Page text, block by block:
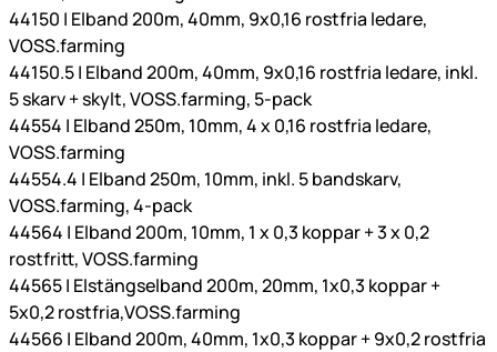
44150 | Elband 200m, 40mm, 9x0,16 rostfria ledare,
VOSS.farming
44150.5 | Elband 200m, 40mm, 9x0,16 rostfria ledare, inkl.
5 skarv + skylt, VOSS.farming, 5-pack
44554 | Elband 250m, 10mm, 4 x 0,16 rostfria ledare,
VOSS.farming
44554.4 | Elband 250m, 10mm, inkl. 5 bandskarv,
VOSS.farming, 4-pack
44564 | Elband 200m, 10mm, 1 x 0,3 koppar + 3 x 0,2
rostfritt, VOSS.farming
44565 | Elstängselband 200m, 20mm, 1x0,3 koppar +
5x0,2 rostfria,VOSS.farming
44566 | Elband 200m, 40mm, 1x0,3 koppar + 9x0,2 rostfria